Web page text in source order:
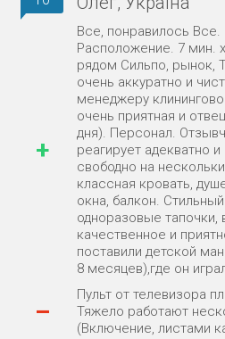
+
Все, понравилось Все.
Расположение. 7 мин.
рядом Сильпо, рынок,
очень аккуратно и
менеджеру
очень приятная и
дня). Персонал.
реагирует адекватно
свободно на
классная кровать,
окна, балкон.
одноразовые тапочки,
качественное и
поставили детской
8 месяцев),где он
–
Пульт от телевизора
Тяжело работают
(Включение, листами